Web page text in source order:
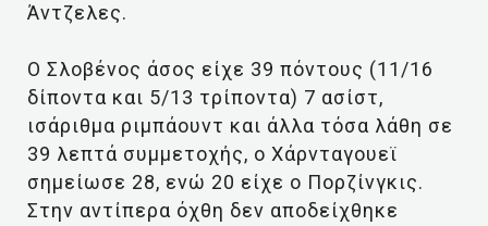
Άντζελες.
Ο Σλοβένος άσος είχε 39 πόντους (11/16
δίποντα και 5/13 τρίποντα) 7 ασίστ,
ισάριθμα ριμπάουντ και άλλα τόσα λάθη σε
39 λεπτά συμμετοχής, ο Χάρνταγουεϊ
σημείωσε 28, ενώ 20 είχε ο Πορζίνγκις.
Στην αντίπερα όχθη δεν αποδείχθηκε